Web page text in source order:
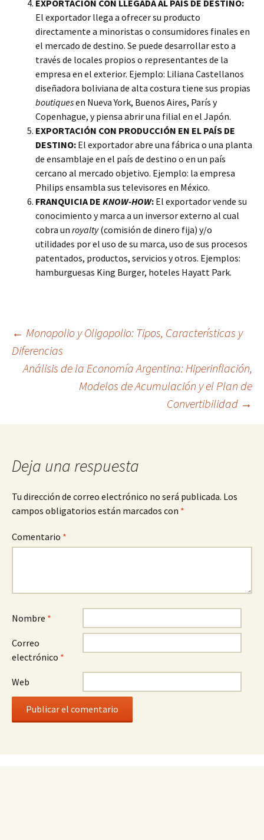
EXPORTACIÓN CON LLEGADA AL PAÍS DE DESTINO:
El exportador llega a ofrecer su producto
directamente a minoristas o consumidores finales en
el mercado de destino. Se puede desarrollar esto a
través de locales propios o representantes de la
empresa en el exterior. Ejemplo: Liliana Castellanos
diseñadora boliviana de alta costura tiene sus propias
boutiquesen Nueva York, Buenos Aires, París y
Copenhague, y piensa abrir una filial en el Japón.
EXPORTACIÓN CON PRODUCCIÓN EN EL PAÍS DE
DESTINO: El exportador abre una fábrica o una planta
de ensamblaje en el país de destino o en un país
cercano al mercado objetivo. Ejemplo: la empresa
Philips ensambla sus televisores en México.
FRANQUICIA DE KNOW-HOW: El exportador vende su
conocimiento y marca a un inversor externo al cual
cobra un royalty(comisión de dinero fija) y/o
utilidades por el uso de su marca, uso de sus procesos
patentados, productos, servicios y otros. Ejemplos:
hamburguesas King Burger, hoteles Hayatt Park.
Navegación
de
entradas
← Monopolio y Oligopolio: Tipos, Características y
Diferencias
Análisis de la Economía Argentina: Hiperinflación,
Modelos de Acumulación y el Plan de
Convertibilidad →
Deja una respuesta
Tu dirección de correo electrónico no será publicada. Los
campos obligatorios están marcados con *
Comentario *
Nombre *
Correo
electrónico *
Web